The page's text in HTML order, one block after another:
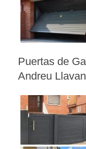
Puertas de
Andreu